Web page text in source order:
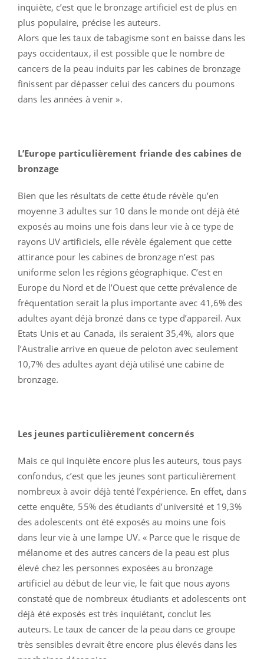
inquiète, c’est que le bronzage artificiel est de plus en
plus populaire, précise les auteurs.
Alors que les taux de tabagisme sont en baisse dans les
pays occidentaux, il est possible que le nombre de
cancers de la peau induits par les cabines de bronzage
finissent par dépasser celui des cancers du poumons
dans les années à venir ».
L’Europe particulièrement friande des cabines de
bronzage
Bien que les résultats de cette étude révèle qu’en
moyenne 3 adultes sur 10 dans le monde ont déjà été
exposés au moins une fois dans leur vie à ce type de
rayons UV artificiels, elle révèle également que cette
attirance pour les cabines de bronzage n’est pas
uniforme selon les régions géographique. C’est en
Europe du Nord et de l’Ouest que cette prévalence de
fréquentation serait la plus importante avec 41,6% des
adultes ayant déjà bronzé dans ce type d’appareil. Aux
Etats Unis et au Canada, ils seraient 35,4%, alors que
l’Australie arrive en queue de peloton avec seulement
10,7% des adultes ayant déjà utilisé une cabine de
bronzage.
Les jeunes particulièrement concernés
Mais ce qui inquiète encore plus les auteurs, tous pays
confondus, c’est que les jeunes sont particulièrement
nombreux à avoir déjà tenté l’expérience. En effet, dans
cette enquête, 55% des étudiants d’université et 19,3%
des adolescents ont été exposés au moins une fois
dans leur vie à une lampe UV. « Parce que le risque de
mélanome et des autres cancers de la peau est plus
élevé chez les personnes exposées au bronzage
artificiel au début de leur vie, le fait que nous ayons
constaté que de nombreux étudiants et adolescents ont
déjà été exposés est très inquiétant, conclut les
auteurs. Le taux de cancer de la peau dans ce groupe
très sensibles devrait être encore plus élevés dans les